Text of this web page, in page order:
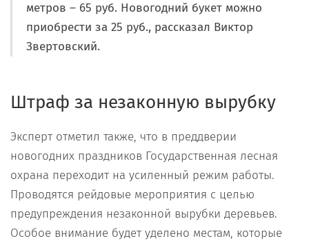
метров – 65 руб. Новогодний букет можно
приобрести за 25 руб., рассказал Виктор
Звертовский.
Штраф за незаконную вырубку
Эксперт отметил также, что в преддверии
новогодних праздников Государственная лесная
охрана переходит на усиленный режим работы.
Проводятся рейдовые мероприятия с целью
предупреждения незаконной вырубки деревьев.
Особое внимание будет уделено местам, которые